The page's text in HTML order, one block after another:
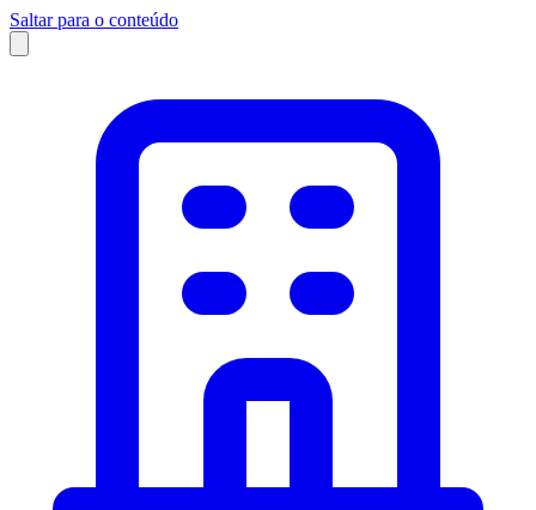
Saltar para o conteúdo